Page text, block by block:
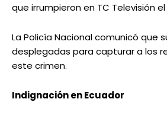
que irrumpieron en TC Televisión
La Policía Nacional comunicó que
desplegadas para capturar a los
este crimen.
Indignación en Ecuador